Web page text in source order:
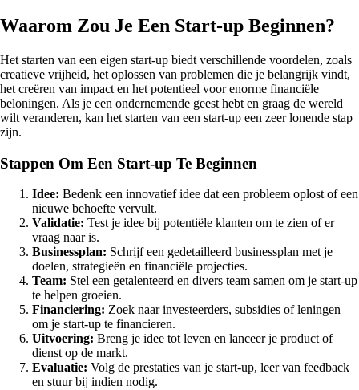
Waarom Zou Je Een Start-up Beginnen?
Het starten van een eigen start-up biedt verschillende voordelen, zoals
creatieve vrijheid, het oplossen van problemen die je belangrijk vindt,
het creëren van impact en het potentieel voor enorme financiële
beloningen. Als je een ondernemende geest hebt en graag de wereld
wilt veranderen, kan het starten van een start-up een zeer lonende stap
zijn.
Stappen Om Een Start-up Te Beginnen
Idee: Bedenk een innovatief idee dat een probleem oplost of een
nieuwe behoefte vervult.
Validatie: Test je idee bij potentiële klanten om te zien of er
vraag naar is.
Businessplan: Schrijf een gedetailleerd businessplan met je
doelen, strategieën en financiële projecties.
Team: Stel een getalenteerd en divers team samen om je start-up
te helpen groeien.
Financiering: Zoek naar investeerders, subsidies of leningen
om je start-up te financieren.
Uitvoering: Breng je idee tot leven en lanceer je product of
dienst op de markt.
Evaluatie: Volg de prestaties van je start-up, leer van feedback
en stuur bij indien nodig.